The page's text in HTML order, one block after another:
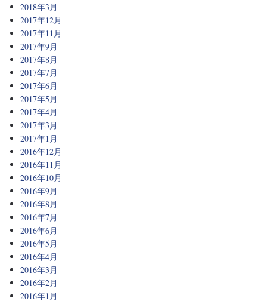
2018年3月
2017年12月
2017年11月
2017年9月
2017年8月
2017年7月
2017年6月
2017年5月
2017年4月
2017年3月
2017年1月
2016年12月
2016年11月
2016年10月
2016年9月
2016年8月
2016年7月
2016年6月
2016年5月
2016年4月
2016年3月
2016年2月
2016年1月